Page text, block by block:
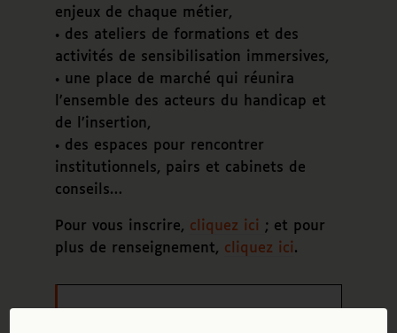
enjeux de chaque métier,
• des ateliers de formations et des
activités de sensibilisation immersives,
• une place de marché qui réunira
l’ensemble des acteurs du handicap et
de l’insertion,
• des espaces pour rencontrer
institutionnels, pairs et cabinets de
conseils…
Pour vous inscrire, cliquez ici ; et pour
plus de renseignement, cliquez ici.